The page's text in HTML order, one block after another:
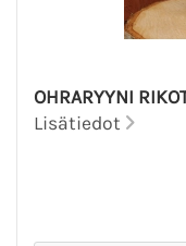
OHRARYYNI
Lisätiedot